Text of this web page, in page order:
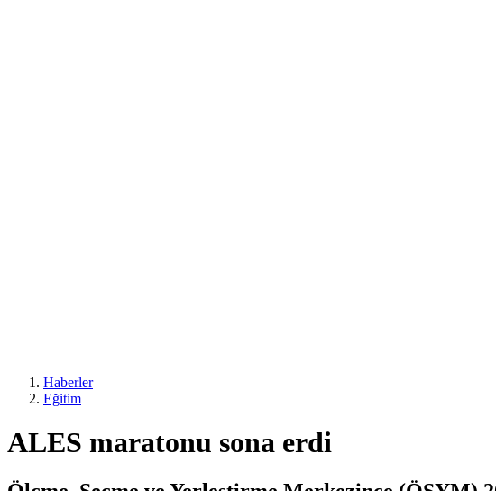
Haberler
Eğitim
ALES maratonu sona erdi